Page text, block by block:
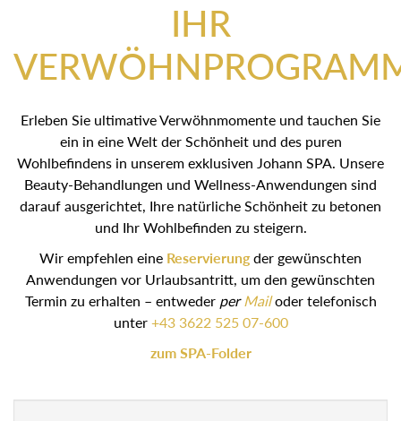
IHR
Erleben Sie ultimative Verwöhnmomente und tauchen Sie
ein in eine Welt der Schönheit und des puren
Wohlbefindens in unserem exklusiven Johann SPA. Unsere
Beauty-Behandlungen und Wellness-Anwendungen sind
darauf ausgerichtet, Ihre natürliche Schönheit zu betonen
und Ihr Wohlbefinden zu steigern.
Wir empfehlen eine Reservierungder gewünschten
Anwendungen vor Urlaubsantritt, um den gewünschten
Termin zu erhalten – entweder per Mailoder telefonisch
unter +43 3622 525 07-600
zum SPA-Folder